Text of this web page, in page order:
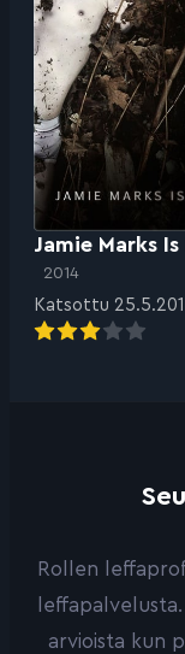
Jamie Marks Is
2014
Katsottu
Rollen
arvioista kun